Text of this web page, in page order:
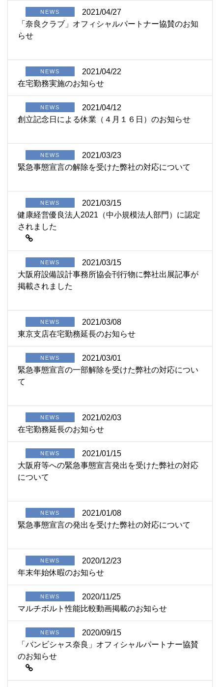
NEWS
2021/04/27
「奈良クラブ」オフィシャルパートナー協賛のお知
らせ
NEWS
2021/04/22
在宅勤務実施のお知らせ
NEWS
2021/04/12
創立記念日による休業（４月１６日）のお知らせ
NEWS
2021/03/23
緊急事態宣言の解除を受けた弊社の対応について
NEWS
2021/03/15
健康経営優良法人2021（中小規模法人部門）に認定
されました
NEWS
2021/03/15
大阪府設備設計事務所協会刊行物に弊社出展記事が
掲載されました
NEWS
2021/03/08
東京支店在宅勤務延長のお知らせ
NEWS
2021/03/01
緊急事態宣言の一部解除を受けた弊社の対応につい
て
NEWS
2021/02/03
在宅勤務延長のお知らせ
NEWS
2021/01/15
大阪府等への緊急事態宣言発出を受けた弊社の対応
について
NEWS
2021/01/08
緊急事態宣言の発出を受けた弊社の対応について
NEWS
2020/12/23
年末年始休暇のお知らせ
NEWS
2020/11/25
マルチボルト性能比較動画掲載のお知らせ
NEWS
2020/09/15
「バンビシャス奈良」オフィシャルパートナー協賛
のお知らせ